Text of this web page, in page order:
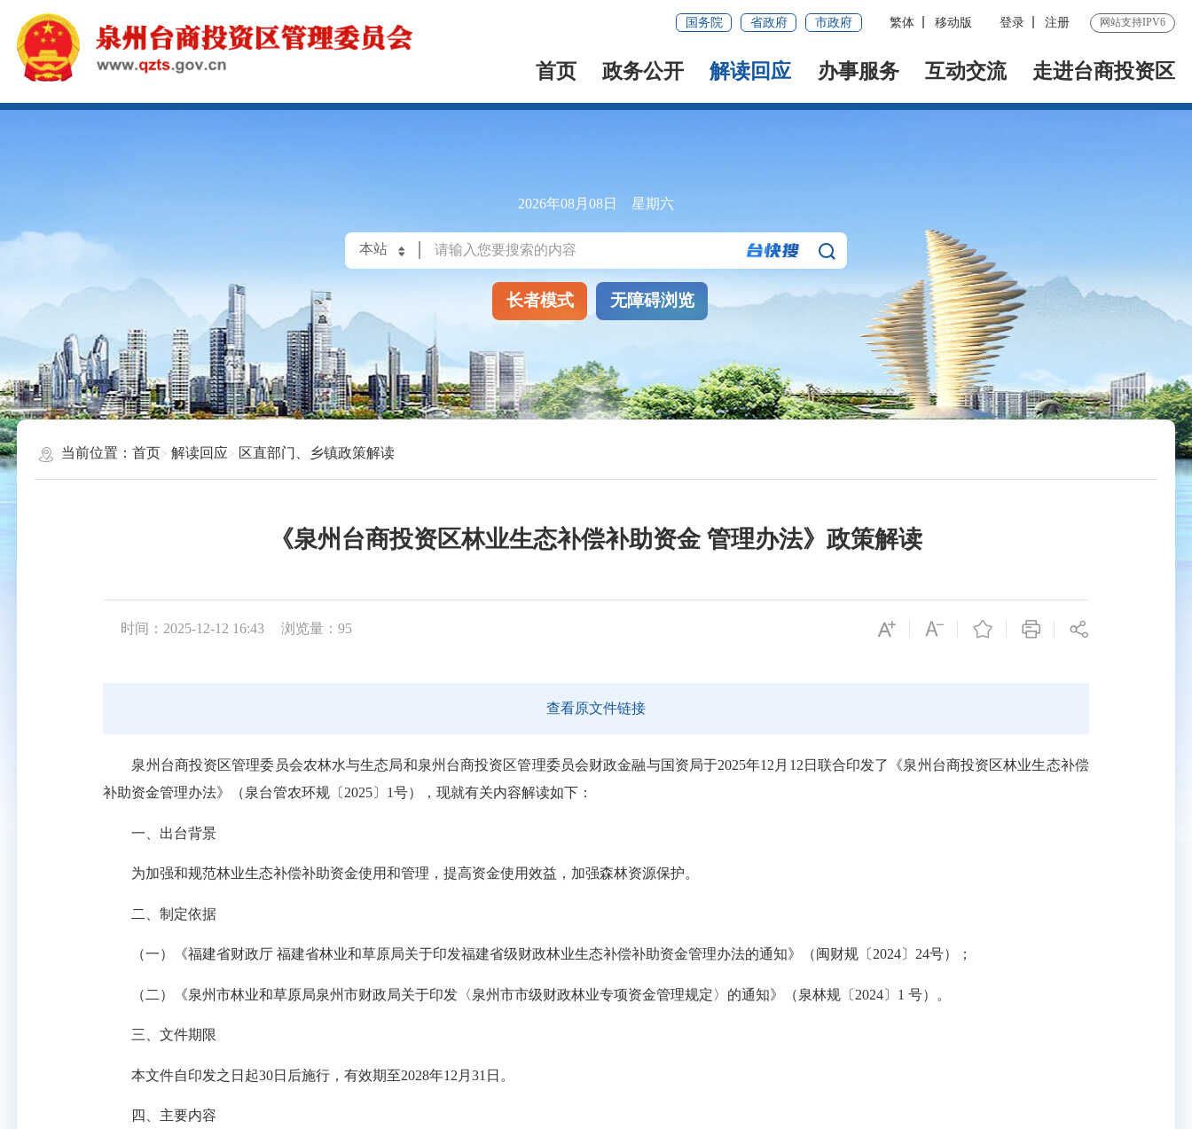
国务院 省政府 市政府 繁体 移动版 登录 注册 网站支持IPV6
首页 政务公开 解读回应 办事服务 互动交流 走进台商投资区
2026年08月08日 星期六
长者模式 无障碍浏览
当前位置：首页 解读回应 区直部门、乡镇政策解读
《泉州台商投资区林业生态补偿补助资金 管理办法》政策解读
时间：2025-12-12 16:43 浏览量： 95
查看原文件链接
泉州台商投资区管理委员会农林水与生态局和泉州台商投资区管理委员会财政金融与国资局于2025年12月12日联合印发了《泉州台商投资区林业生态补偿
补助资金管理办法》（泉台管农环规〔2025〕1号），现就有关内容解读如下：
一、出台背景
为加强和规范林业生态补偿补助资金使用和管理，提高资金使用效益，加强森林资源保护。
二、制定依据
（一）《福建省财政厅 福建省林业和草原局关于印发福建省级财政林业生态补偿补助资金管理办法的通知》（闽财规〔2024〕24号）；
（二）《泉州市林业和草原局泉州市财政局关于印发〈泉州市市级财政林业专项资金管理规定〉的通知》（泉林规〔2024〕1 号）。
三、文件期限
本文件自印发之日起30日后施行，有效期至2028年12月31日。
四、主要内容